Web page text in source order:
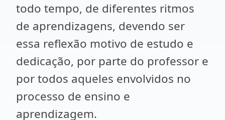
todo tempo, de diferentes ritmos
de aprendizagens, devendo ser
essa reflexão motivo de estudo e
dedicação, por parte do professor e
por todos aqueles envolvidos no
processo de ensino e
aprendizagem.